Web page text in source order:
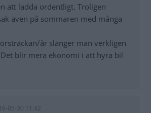
att ladda ordentligt. Troligen
även på sommaren med många
år slänger man verkligen
blir mera ekonomi i att hyra bil
05-30 11:42